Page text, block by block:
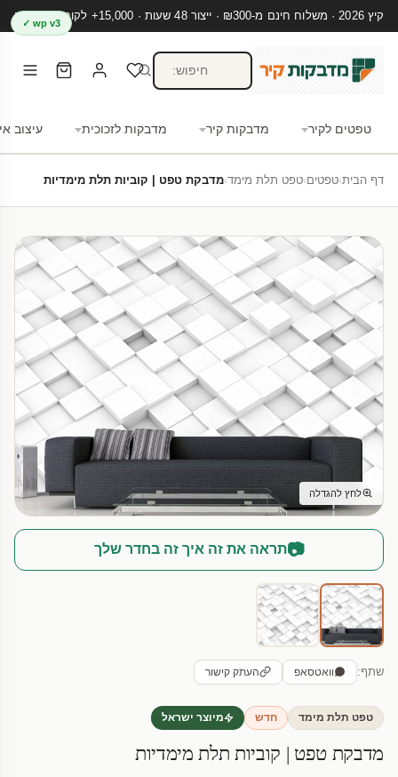
קיץ 2026 · משלוח חינם מ-₪300 · ייצור 48 שעות · 15,000+ לקוחות מרוצים
טפטים לקיר מדבקות קיר מדבקות לזכוכית עיצוב
wp v3 ✓
דף הבית›טפטים›טפט תלת מימד›מדבקת טפט | קוביות תלת מימדיות
לחץ להגדלה
📷תראה את זה איך זה בחדר שלך
שתף: וואטסאפ העתק קישור
טפט תלת מימד חדש מיוצר ישראל
מדבקת טפט | קוביות תלת מימדיות